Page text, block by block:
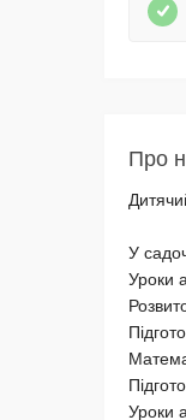
Про
У
Уроки
Уроки